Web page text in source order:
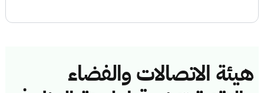
هيئة الاتصالات والفضاء